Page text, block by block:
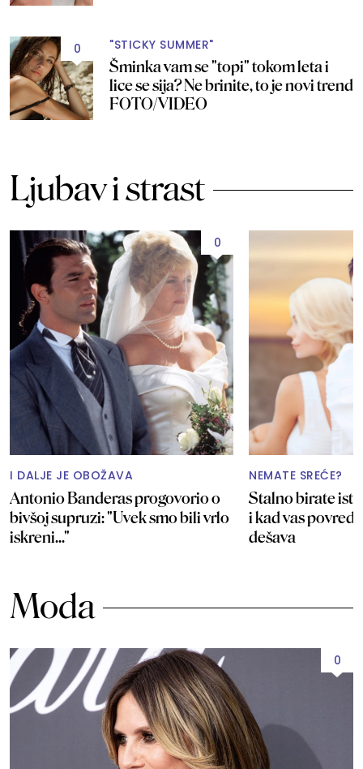
0 "STICKY SUMMER"
Šminka vam se "topi" tokom leta i
lice se sija? Ne brinite, to je novi trend
FOTO/VIDEO
Ljubav i strast
0
I DALJE JE OBOŽAVA
Antonio Banderas progovorio o
bivšoj supruzi: "Uvek smo bili vrlo
iskreni..."
NEMATE SREĆE?
Stalno birate isti
i kad vas
dešava
Moda
0